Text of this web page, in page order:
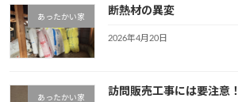
あったかい家
断熱材の異変
2026年4月20日
あったかい家
訪問販売工事には要注意！